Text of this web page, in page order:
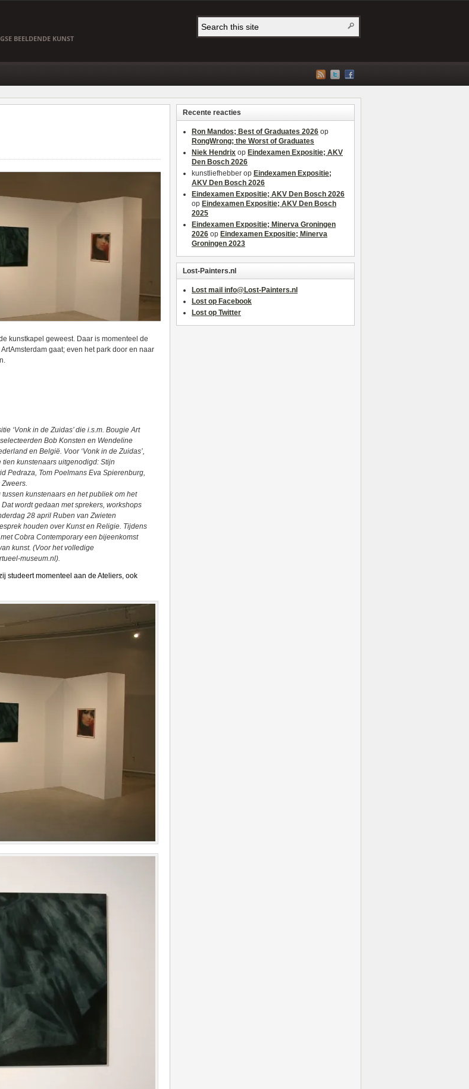
BEELDENDE KUNST
kunstkapel geweest. Daar is momenteel de
gaat; even het park door en naar
‘Vonk in de Zuidas’ die i.s.m. Bougie Art
Bob Konsten en Wendeline
en België. Voor ‘Vonk in de Zuidas’,
kunstenaars uitgenodigd: Stijn
Pedraza, Tom Poelmans Eva Spierenburg,
kunstenaars en het publiek om het
wordt gedaan met sprekers, workshops
28 april Ruben van Zwieten
houden over Kunst en Religie. Tijdens
Cobra Contemporary een bijeenkomst
kunst. (Voor het volledige
museum.nl).
studeert momenteel aan de Ateliers, ook
Recente reacties
Ron Mandos; Best of Graduates 2026 op
RongWrong; the Worst of Graduates
Niek Hendrix op Eindexamen Expositie; AKV
Den Bosch 2026
kunstliefhebber op Eindexamen Expositie;
AKV Den Bosch 2026
Eindexamen Expositie; AKV Den Bosch 2026
op Eindexamen Expositie; AKV Den Bosch
2025
Eindexamen Expositie; Minerva Groningen
2026 op Eindexamen Expositie; Minerva
Groningen 2023
Lost-Painters.nl
Lost mail info@Lost-Painters.nl
Lost op Facebook
Lost op Twitter